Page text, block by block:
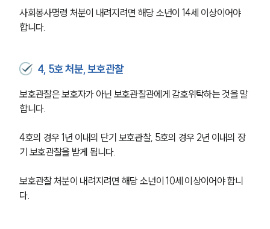
사회봉사명령 처분이 내려지려면 해당 소년이 14세 이상이어야
합니다.
4, 5호 처분, 보호관찰
보호관찰은 보호자가 아닌 보호관찰관에게 감호위탁하는 것을 말
합니다.
4호의 경우 1년 이내의 단기 보호관찰, 5호의 경우 2년 이내의 장
기 보호관찰을 받게 됩니다.
보호관찰 처분이 내려지려면 해당 소년이 10세 이상이어야 합니
다.